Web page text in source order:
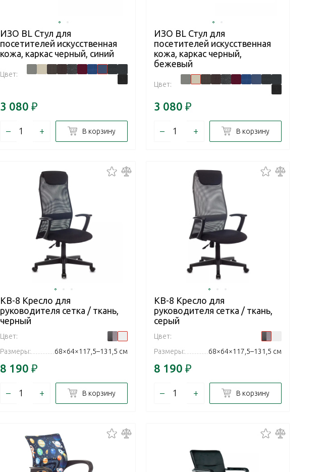
ИЗО BL Стул для
посетителей искусственная
кожа, каркас черный, синий
Цвет:
3 080 ₽
– + В корзину
ИЗО BL Стул для
посетителей искусственная
кожа, каркас черный,
бежевый
Цвет:
3 080 ₽
– + В корзину
KB-8 Кресло для
руководителя сетка / ткань,
черный
Цвет:
Размеры:
68×64×117,5–131,5 см
8 190 ₽
– + В корзину
KB-8 Кресло для
руководителя сетка / ткань,
серый
Цвет:
Размеры:
68×64×117,5–131,5 см
8 190 ₽
– + В корзину